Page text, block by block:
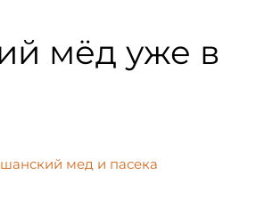
мёд уже в
мед и пасека